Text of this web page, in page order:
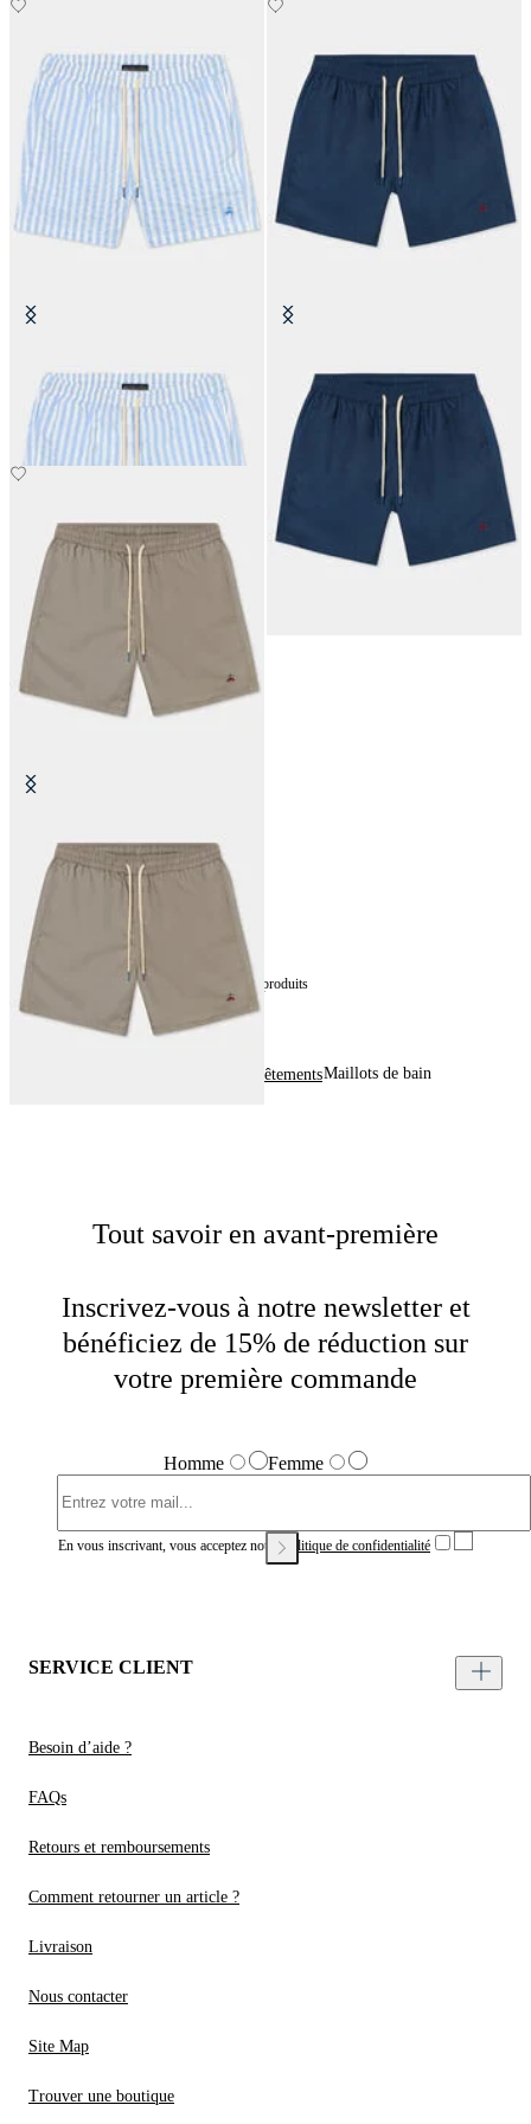
5 produits
VêtementsMaillots de bain
Tout savoir en avant-première
Inscrivez-vous à notre newsletter et
bénéficiez de 15% de réduction sur
votre première commande
Homme Femme
En vous inscrivant, vous acceptez notrePolitique de confidentialité
SERVICE CLIENT
Besoin d’aide ?
FAQs
Retours et remboursements
Comment retourner un article ?
Livraison
Nous contacter
Site Map
Trouver une boutique